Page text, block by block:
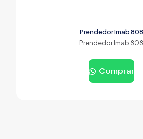
Prendedor Imab 808
Prendedor Imab 808
Comprar